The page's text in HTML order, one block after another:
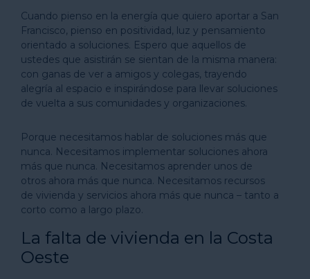
Cuando pienso en la energía que quiero aportar a San
Francisco, pienso en positividad, luz y pensamiento
orientado a soluciones. Espero que aquellos de
ustedes que asistirán se sientan de la misma manera:
con ganas de ver a amigos y colegas, trayendo
alegría al espacio e inspirándose para llevar soluciones
de vuelta a sus comunidades y organizaciones.
Porque necesitamos hablar de soluciones más que
nunca. Necesitamos implementar soluciones ahora
más que nunca. Necesitamos aprender unos de
otros ahora más que nunca. Necesitamos recursos
de vivienda y servicios ahora más que nunca – tanto a
corto como a largo plazo.
La falta de vivienda en la Costa
Oeste